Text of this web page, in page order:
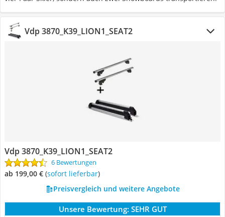
Vdp 3870_K39_LION1_SEAT2
Vdp 3870_K39_LION1_SEAT2
6 Bewertungen
ab 199,00 € ( Sofort lieferbar)
Preisvergleich und weitere Angebote
Unsere Bewertung: SEHR GUT